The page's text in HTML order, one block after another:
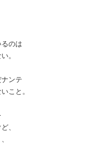
のは
。
ンテ
こと。
、